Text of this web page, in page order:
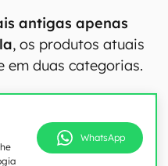
antigas apenas
, os produtos atuais
em duas categorias.
WhatsApp